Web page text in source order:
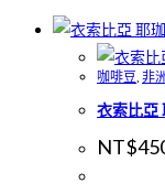
咖啡豆 非
衣索比亞
NT$